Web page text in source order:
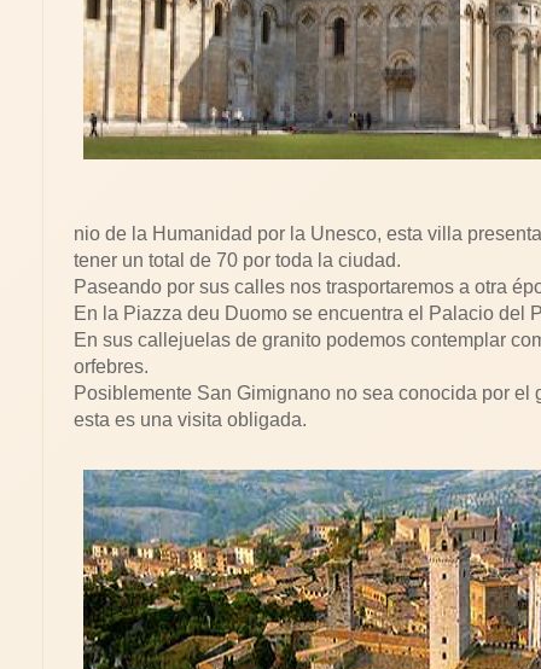
nio de la Humanidad por la Unesco, esta villa
tener un total de 70 por toda la ciudad.
Paseando por sus calles nos trasportaremos a otra
En la Piazza deu Duomo se encuentra el Palacio del
En sus callejuelas de granito podemos contemplar
orfebres.
Posiblemente San Gimignano no sea conocida por
esta es una visita obligada.